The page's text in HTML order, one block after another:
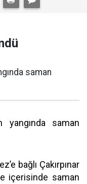
saman
yangında saman
bağlı Çakırpınar
içerisinde saman